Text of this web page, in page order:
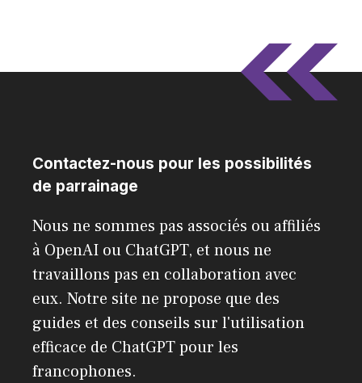
Contactez-nous pour les possibilités
de parrainage
Nous ne sommes pas associés ou affiliés
à OpenAI ou ChatGPT, et nous ne
travaillons pas en collaboration avec
eux. Notre site ne propose que des
guides et des conseils sur l'utilisation
efficace de ChatGPT pour les
francophones.